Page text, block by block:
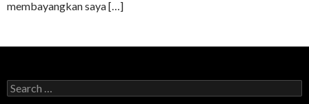
membayangkan saya […]
Search
for: